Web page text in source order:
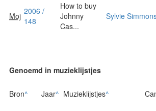
Moj 2006 /
148
How to buy
Johnny
Cas...
Sylvie
Genoemd in muzieklijstjes
Bron^ Jaar^ Muzieklijstjes^